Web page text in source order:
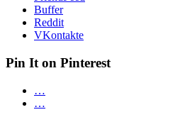
Buffer
Reddit
VKontakte
Pin It on Pinterest
…
…